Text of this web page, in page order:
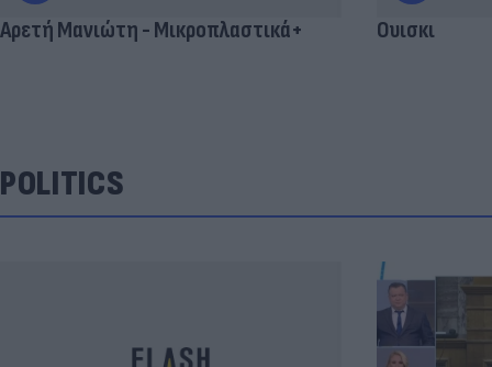
Αρετή Μανιώτη - Μικροπλαστικά+ Ουισκι
POLITICS